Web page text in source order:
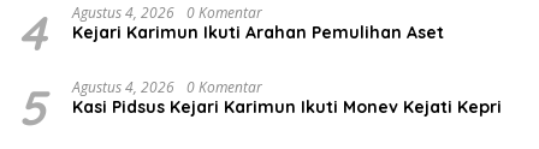
4 Agustus 4, 2026 0 Komentar
Kejari Karimun Ikuti Arahan Pemulihan Aset
5 Agustus 4, 2026 0 Komentar
Kasi Pidsus Kejari Karimun Ikuti Monev Kejati Kepri